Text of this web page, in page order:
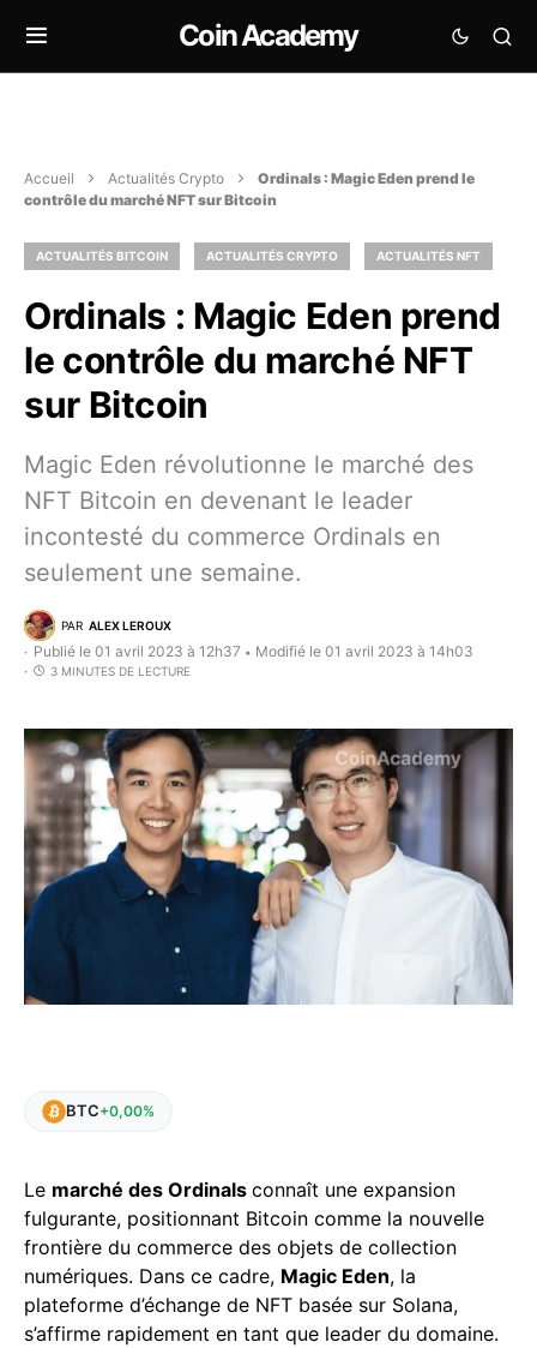
Coin Academy
Accueil Actualités Crypto
Ordinals : Magic Eden prend le
contrôle du marché NFT sur Bitcoin
ACTUALITÉS BITCOIN ACTUALITÉS CRYPTO ACTUALITÉS NFT
Ordinals : Magic Eden prend
le contrôle du marché NFT
sur Bitcoin
Magic Eden révolutionne le marché des
NFT Bitcoin en devenant le leader
incontesté du commerce Ordinals en
seulement une semaine.
PAR ALEX LEROUX
Publié le 01 avril 2023 à 12h37 • Modifié le 01 avril 2023 à 14h03
3 MINUTES DE LECTURE
BTC+0,00%
Le marché des Ordinals connaît une expansion
fulgurante, positionnant Bitcoin comme la nouvelle
frontière du commerce des objets de collection
numériques. Dans ce cadre, Magic Eden, la
plateforme d’échange de NFT basée sur Solana,
s’affirme rapidement en tant que leader du domaine.